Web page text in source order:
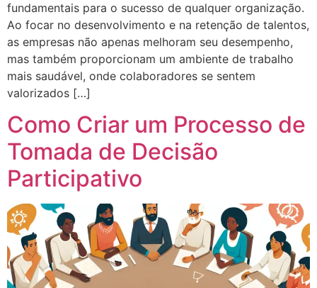
fundamentais para o sucesso de qualquer organização.
Ao focar no desenvolvimento e na retenção de talentos,
as empresas não apenas melhoram seu desempenho,
mas também proporcionam um ambiente de trabalho
mais saudável, onde colaboradores se sentem
valorizados […]
Como Criar um Processo de
Tomada de Decisão
Participativo